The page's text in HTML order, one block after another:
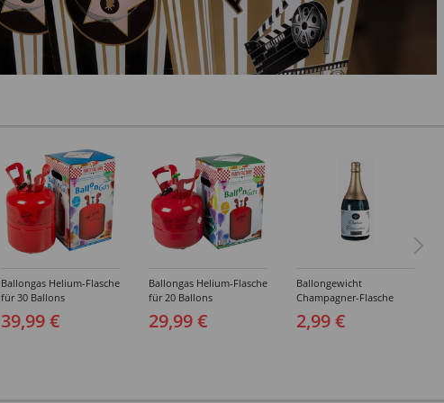
Ballongas Helium-Flasche
für 30 Ballons
39,99 €
Ballongas Helium-Flasche
für 20 Ballons
29,99 €
Ballongewicht
Champagner-Flasche
2,99 €